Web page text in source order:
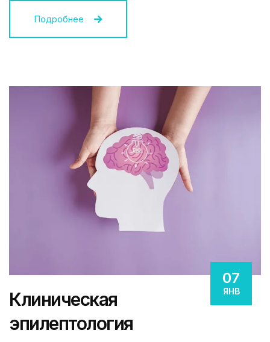
Подробнее
07
ЯНВ
Клиническая
эпилептология